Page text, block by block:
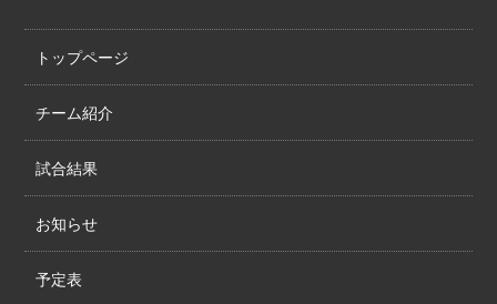
トップページ
チーム紹介
試合結果
お知らせ
予定表